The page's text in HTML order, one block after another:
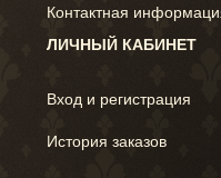
Контактная
ЛИЧНЫЙ КАБИНЕТ
Вход и регистрация
История заказов